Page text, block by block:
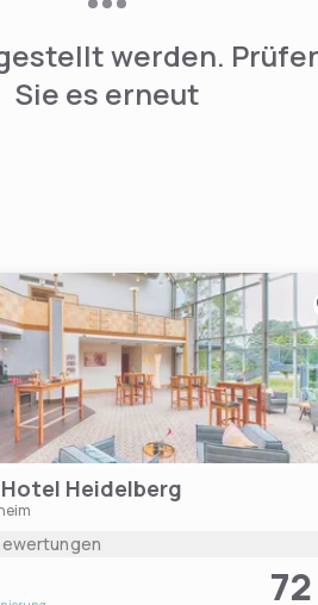
werden.
Sie es erneut
Heidelberg